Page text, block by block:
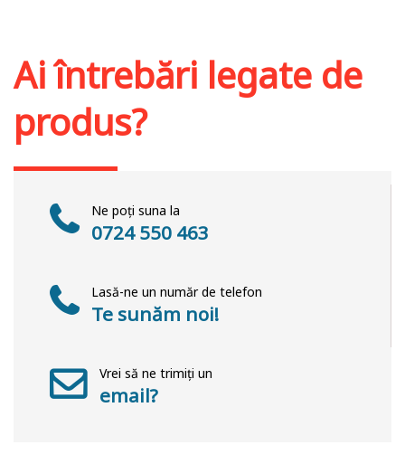
Ai întrebări legate de
produs?
Ne poți suna la
0724 550 463
Lasă-ne un număr de telefon
Te sunăm noi!
Vrei să ne trimiți un
email?